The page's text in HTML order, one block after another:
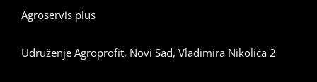
Agroservis plus
Udruženje Agroprofit, Novi Sad, Vladimira Nikolića 2